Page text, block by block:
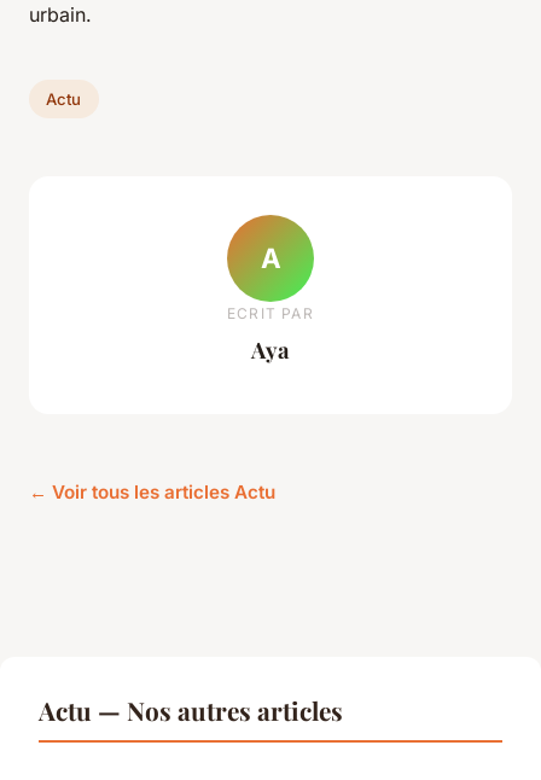
urbain.
Actu
A
ECRIT PAR
Aya
← Voir tous les articles Actu
Actu — Nos autres articles